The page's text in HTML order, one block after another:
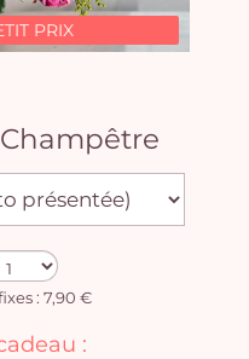
PRIX
: 7,90 €
: